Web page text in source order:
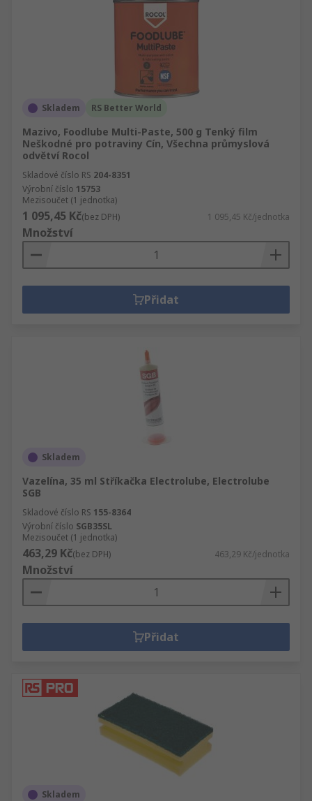
Skladem RS Better World
Mazivo, Foodlube Multi-Paste, 500 g Tenký film
Neškodné pro potraviny Cín, Všechna průmyslová
odvětví Rocol
Skladové číslo RS 204-8351
Výrobní číslo 15753
Mezisoučet (1 jednotka)
1 095,45 Kč(bez DPH) 1 095,45 Kč/jednotka
Množství
Přidat
Skladem
Vazelína, 35 ml Stříkačka Electrolube, Electrolube
SGB
Skladové číslo RS 155-8364
Výrobní číslo SGB35SL
Mezisoučet (1 jednotka)
463,29 Kč(bez DPH) 463,29 Kč/jednotka
Množství
Přidat
Skladem